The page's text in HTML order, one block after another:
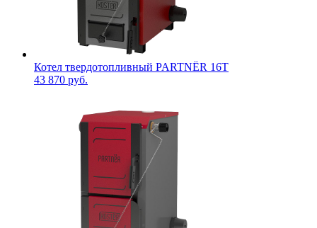
Котел твердотопливный PARTNЁR 16T
43 870 руб.